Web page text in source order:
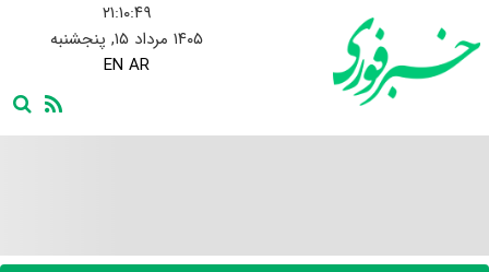
۲۱:۱۰:۵۰
۱۴۰۵ مرداد ۱۵, پنجشنبه
EN AR